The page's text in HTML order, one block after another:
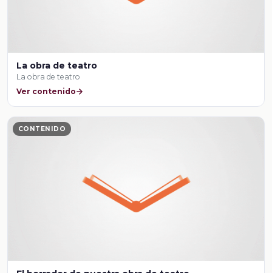
La obra de teatro
La obra de teatro
Ver contenido
CONTENIDO